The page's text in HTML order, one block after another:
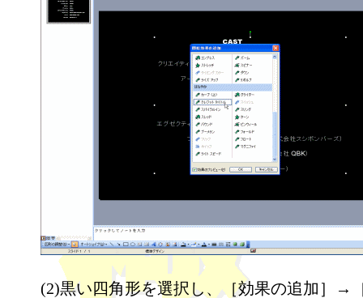
(2)黒い四角形を選択し、［効果の追加］→